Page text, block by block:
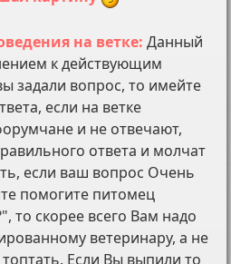
на ветке: Данный
к действующим
задали вопрос, то имейте
если на ветке
и не отвечают,
ответа и молчат
если ваш вопрос Очень
помогите питомец
то скорее всего Вам надо
ветеринару, а не
Если Вы выпили то